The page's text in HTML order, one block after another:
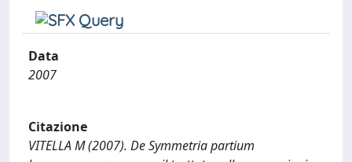
Data
2007
Citazione
VITELLA M (2007). De Symmetria partium